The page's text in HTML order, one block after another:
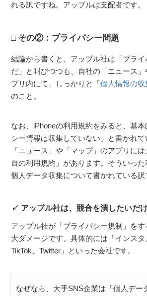
れる訳ですね。アップルは支配者です。
その②：プライバシー問題
結論から書くと、アップル社は「プラ
だ」と叫びつつも、自社の「ニュース
プリ内にて、しっかりと「個人情報の収
のこと。
なお、iPhoneの利用規約をみると、基
シー情報は収集していない」と書かれ
「ニュース」や「マップ」のアプリに
自の利用規約」があります。そういった
個人データ収集について書かれている訳
アップル社は、競合を潰したいだ
アップル社が「プライバシー規制」を
大ダメージです。具体的には「インスタ
TikTok、Twitter」といった会社です。
なぜなら、大手SNS企業は「個人デー